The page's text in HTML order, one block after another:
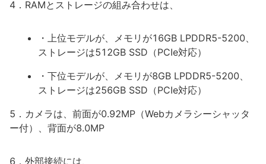
4．RAMとストレージの組み合わせは、
・上位モデルが、メモリが16GB LPDDR5-5200、
ストレージは512GB SSD（PCIe対応）
・下位モデルが、メモリが8GB LPDDR5-5200、
ストレージは256GB SSD（PCIe対応）
5．カメラは、前面が0.92MP（Webカメラシーシャッタ
ー付）、背面が8.0MP
6．外部接続には、